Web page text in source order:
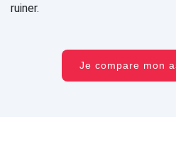
ruiner.
Je compare mon